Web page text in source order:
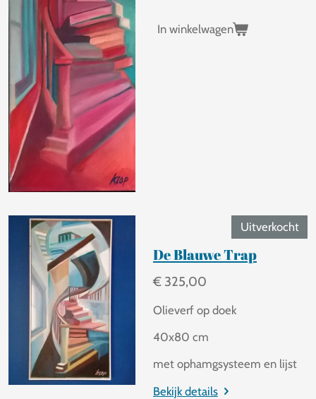
In winkelwagen
Uitverkocht
De Blauwe Trap
€ 325,00
Olieverf op doek
40x80 cm
met ophamgsysteem en lijst
Bekijk details